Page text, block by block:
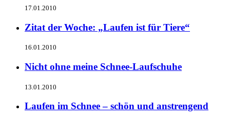
17.01.2010
Zitat der Woche: „Laufen ist für Tiere“
16.01.2010
Nicht ohne meine Schnee-Laufschuhe
13.01.2010
Laufen im Schnee – schön und anstrengend